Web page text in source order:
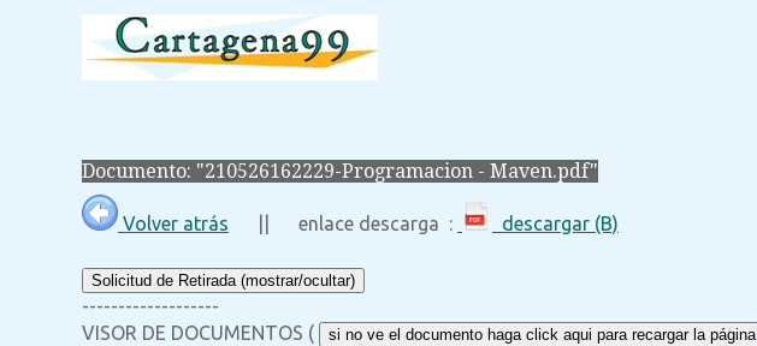
Documento: "210526162229-Programacion - Maven.pdf"
Volver atrás || enlace descarga : descargar (B)
Solicitud de Retirada (mostrar/ocultar)
-------------------
VISOR DE DOCUMENTOS (
si no ve el documento haga click aqui para recargar la página